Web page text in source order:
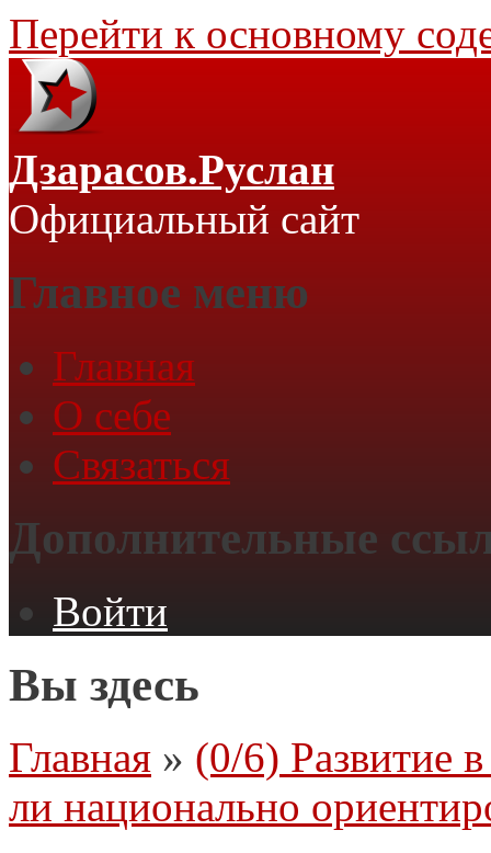
Перейти к основному
Дзарасов.Руслан
Официальный сайт
Главное меню
Главная
О себе
Связаться
Дополнительные
Войти
Вы здесь
Главная » (0/6) Развитие
ли национально